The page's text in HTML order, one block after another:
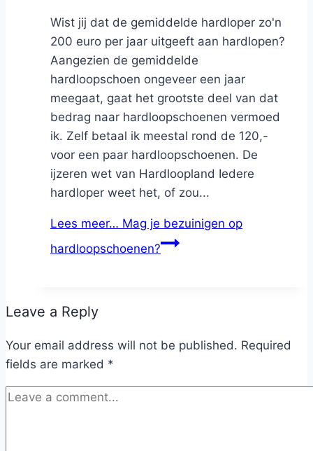
Wist jij dat de gemiddelde hardloper zo'n
200 euro per jaar uitgeeft aan hardlopen?
Aangezien de gemiddelde
hardloopschoen ongeveer een jaar
meegaat, gaat het grootste deel van dat
bedrag naar hardloopschoenen vermoed
ik. Zelf betaal ik meestal rond de 120,-
voor een paar hardloopschoenen. De
ijzeren wet van Hardloopland Iedere
hardloper weet het, of zou...
Lees meer… Mag je bezuinigen op
hardloopschoenen?
Leave a Reply
Your email address will not be published. Required
fields are marked *